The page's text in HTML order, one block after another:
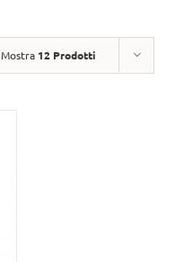
Mostra 12 Prodotti